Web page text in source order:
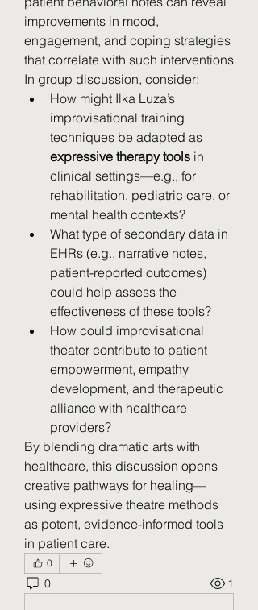
improvements in mood,
engagement, and coping strategies
In group discussion, consider:
How might Ilka Luza’s
improvisational training
expressive therapy tools in
clinical settings—e.g., for
rehabilitation, pediatric care, or
mental health contexts?
What type of secondary data in
EHRs (e.g., narrative notes,
patient-reported outcomes)
could help assess the
effectiveness of these tools?
How could improvisational
theater contribute to patient
empowerment, empathy
development, and therapeutic
alliance with healthcare
providers?
By blending dramatic arts with
healthcare, this discussion opens
creative pathways for healing—
using expressive theatre methods
as potent, evidence-informed tools
in patient care.
0
0 1